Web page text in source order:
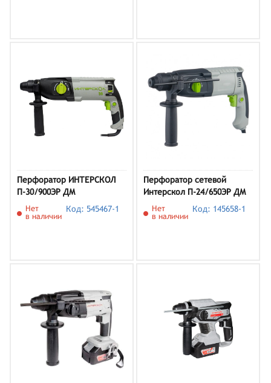
Перфоратор ИНТЕРСКОЛ
П-30/900ЭР ДМ
Нет
в наличии
Код: 545467-1
Перфоратор сетевой
Интерскол П-24/650ЭР ДМ
2.3 Дж
Нет
в наличии
Код: 145658-1